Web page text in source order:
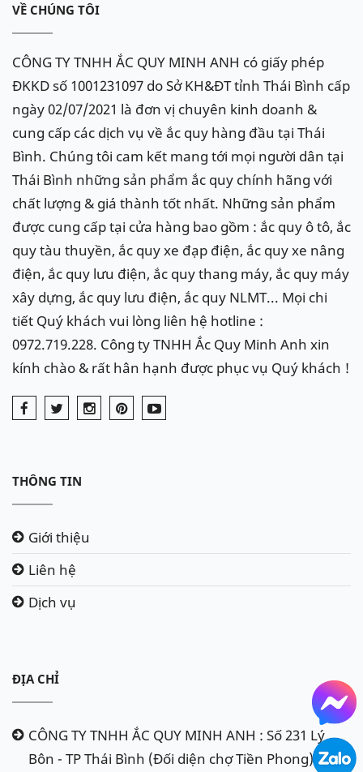
VỀ CHÚNG TÔI
CÔNG TY TNHH ẮC QUY MINH ANH có giấy phép
ĐKKD số 1001231097 do Sở KH&ĐT tỉnh Thái Bình cấp
ngày 02/07/2021 là đơn vị chuyên kinh doanh &
cung cấp các dịch vụ về ắc quy hàng đầu tại Thái
Bình. Chúng tôi cam kết mang tới mọi người dân tại
Thái Bình những sản phẩm ắc quy chính hãng với
chất lượng & giá thành tốt nhất. Những sản phẩm
được cung cấp tại cửa hàng bao gồm : ắc quy ô tô, ắc
quy tàu thuyền, ắc quy xe đạp điện, ắc quy xe nâng
điện, ắc quy lưu điện, ắc quy thang máy, ắc quy máy
xây dựng, ắc quy lưu điện, ắc quy NLMT... Mọi chi
tiết Quý khách vui lòng liên hệ hotline :
0972.719.228. Công ty TNHH Ắc Quy Minh Anh xin
kính chào & rất hân hạnh được phục vụ Quý khách !
THÔNG TIN
Giới thiệu
Liên hệ
Dịch vụ
ĐỊA CHỈ
CÔNG TY TNHH ẮC QUY MINH ANH : Số 231 Lý
Bôn - TP Thái Bình (Đối diện chợ Tiền Phong)